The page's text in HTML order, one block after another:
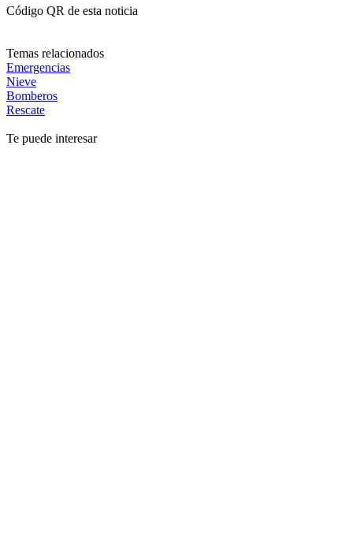
Código QR de esta noticia
Temas relacionados
Emergencias
Nieve
Bomberos
Rescate
Te puede interesar